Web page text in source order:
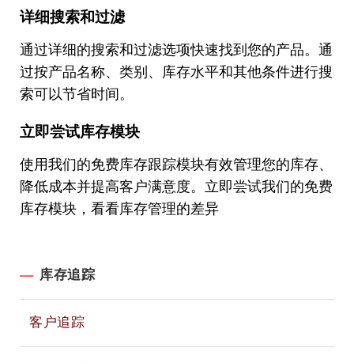
详细搜索和过滤
通过详细的搜索和过滤选项快速找到您的产品。通
过按产品名称、类别、库存水平和其他条件进行搜
索可以节省时间。
立即尝试库存模块
使用我们的免费库存跟踪模块有效管理您的库存、
降低成本并提高客户满意度。立即尝试我们的免费
库存模块，看看库存管理的差异
库存追踪
客户追踪